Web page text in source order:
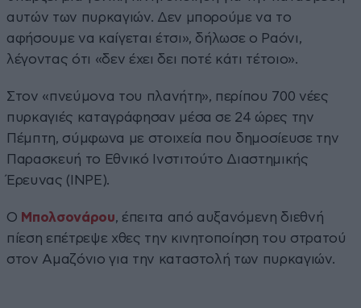
αυτών των πυρκαγιών. Δεν μπορούμε να το
αφήσουμε να καίγεται έτσι», δήλωσε ο Ραόνι,
λέγοντας ότι «δεν έχει δει ποτέ κάτι τέτοιο».
Στον «πνεύμονα του πλανήτη», περίπου 700 νέες
πυρκαγιές καταγράφησαν μέσα σε 24 ώρες την
Πέμπτη, σύμφωνα με στοιχεία που δημοσίευσε την
Παρασκευή το Εθνικό Ινστιτούτο Διαστημικής
Έρευνας (INPE).
Ο Μπολσονάρου, έπειτα από αυξανόμενη διεθνή
πίεση επέτρεψε χθες την κινητοποίηση του στρατού
στον Αμαζόνιο για την καταστολή των πυρκαγιών.